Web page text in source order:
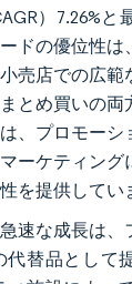
）7.26%と
ドの優位性は
売店での広範
とめ買いの両
、プロモーシ
ーケティング
を提供してい
速な成長は、
替品として